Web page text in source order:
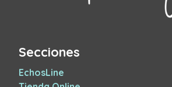
Secciones
EchosLine